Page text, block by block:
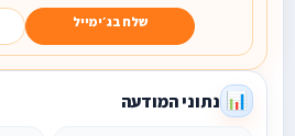
שלח בג׳ימייל
📊 נתוני המודעה